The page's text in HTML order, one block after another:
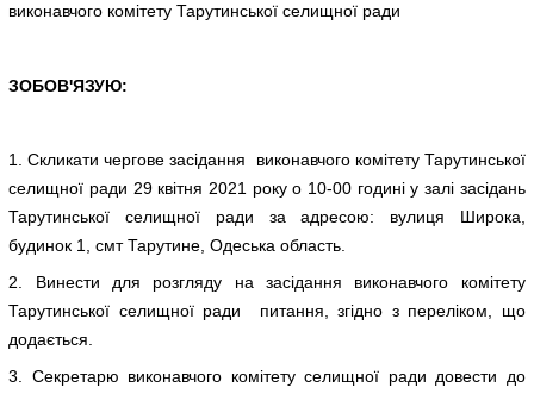
виконавчого комітету Тарутинської селищної ради
ЗОБОВ'ЯЗУЮ:
1. Скликати чергове засідання виконавчого комітету Тарутинської
селищної ради 29 квітня 2021 року о 10-00 годині у залі засідань
Тарутинської селищної ради за адресою: вулиця Широка,
будинок 1, смт Тарутине, Одеська область.
2. Винести для розгляду на засідання виконавчого комітету
Тарутинської селищної ради питання, згідно з переліком, що
додається.
3. Секретарю виконавчого комітету селищної ради довести до